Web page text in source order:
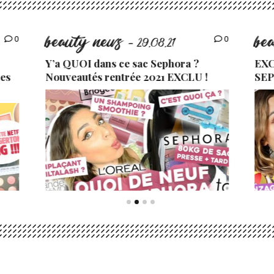
0 beauty news - 29.08.21 0
Y’a QUOI dans ce sac Sephora ?
Nouveautés rentrée 2021 EXCLU !